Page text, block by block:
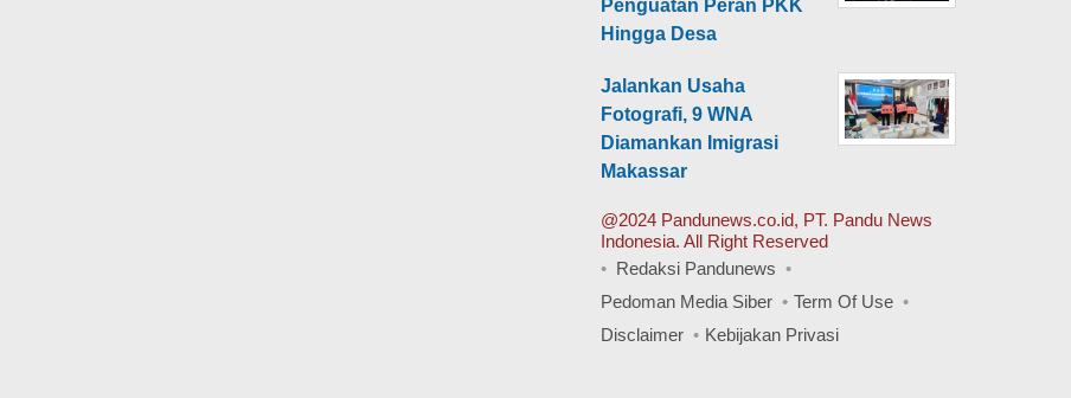
Penguatan Peran PKK
Hingga Desa
Jalankan Usaha
Fotografi, 9 WNA
Diamankan Imigrasi
Makassar
@2024 Pandunews.co.id, PT. Pandu News
Indonesia. All Right Reserved
Redaksi Pandunews
Pedoman Media Siber
Term Of Use
Disclaimer
Kebijakan Privasi